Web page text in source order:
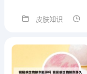
皮肤知识